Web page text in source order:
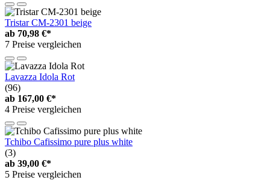
Tristar CM-2301 beige
ab 70,98 €*
7 Preise vergleichen
Lavazza Idola Rot
(96)
ab 167,00 €*
4 Preise vergleichen
Tchibo Cafissimo pure plus white
(3)
ab 39,00 €*
5 Preise vergleichen